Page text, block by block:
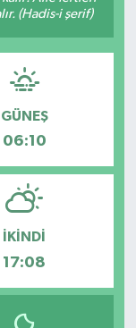
(Hadis-i şerif)
GÜNEŞ
06:10
İKINDI
17:08